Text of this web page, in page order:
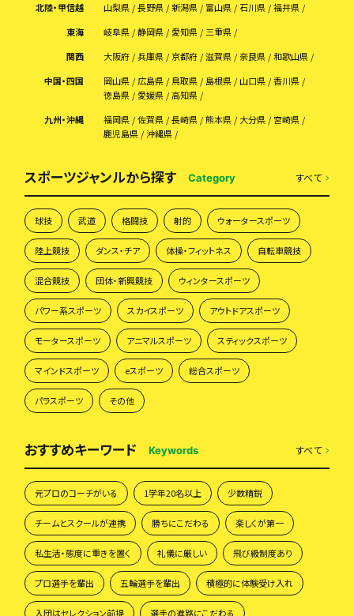
北陸・甲信越
山梨県 長野県 新潟県 富山県 石川県
福井県
東海
岐阜県 静岡県 愛知県
三重県
関西
大阪府 兵庫県 京都府 滋賀県 奈良県
和歌山県
中国・四国
岡山県 広島県 鳥取県 島根県 山口県
香川県
徳島県
愛媛県
高知県
九州・沖縄
福岡県 佐賀県 長崎県 熊本県 大分県
宮崎県
鹿児島県
沖縄県
スポーツジャンルから探す Category すべて
球技 武道 格闘技 射的 ウォータースポーツ
陸上競技 ダンス・チア 体操・フィットネス 自転車競技
混合競技 団体・新興競技 ウィンタースポーツ
パワー系スポーツ スカイスポーツ アウトドアスポーツ
モータースポーツ アニマルスポーツ スティックスポーツ
マインドスポーツ eスポーツ 総合スポーツ
パラスポーツ その他
おすすめキーワード Keywords すべて
元プロのコーチがいる 1学年20名以上 少数精鋭
チームとスクールが連携 勝ちにこだわる 楽しくが第一
私生活・態度に重きを置く 礼儀に厳しい 飛び級制度あり
プロ選手を輩出 五輪選手を輩出 積極的に体験受け入れ
入団はセレクション前提 選手の進路にこだわる